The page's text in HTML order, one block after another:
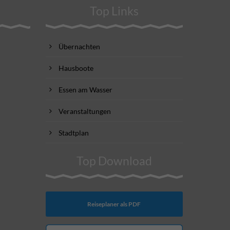
Top Links
Übernachten
Hausboote
Essen am Wasser
Veranstaltungen
Stadtplan
Top Download
Reiseplaner als PDF